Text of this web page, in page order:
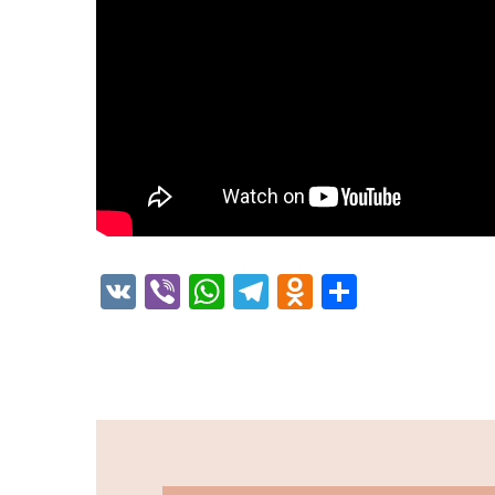
VK ViberWhatsApp
Telegram